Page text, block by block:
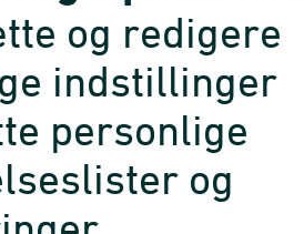
og redigere
indstillinger
personlige
og